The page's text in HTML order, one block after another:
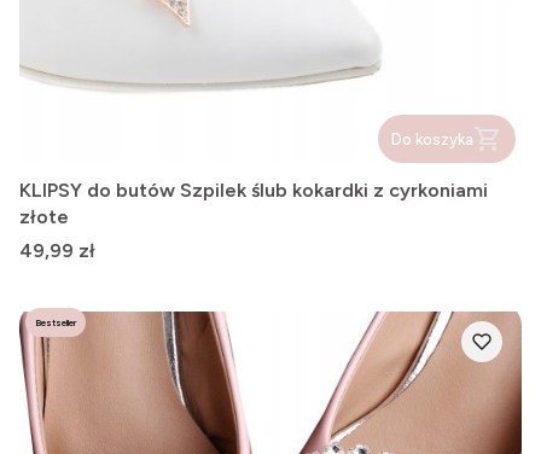
Do koszyka
KLIPSY do butów Szpilek ślub kokardki z cyrkoniami
złote
Cena
49,99 zł
Bestseller